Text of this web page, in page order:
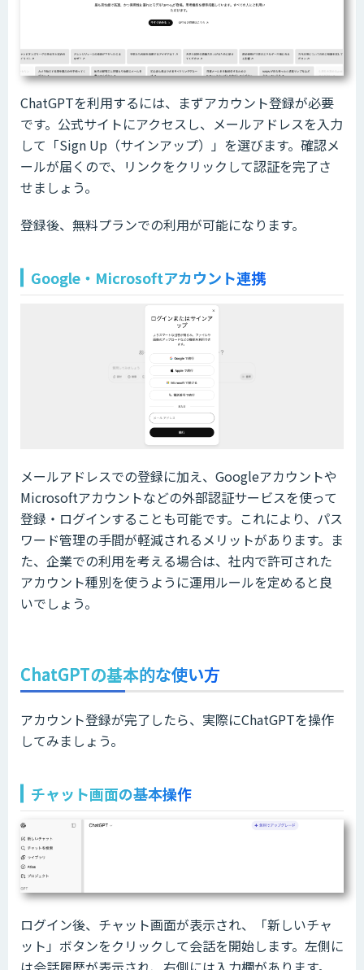
ChatGPTを利用するには、まずアカウント登録が必要
です。公式サイトにアクセスし、メールアドレスを入力
して「Sign Up（サインアップ）」を選びます。確認メ
ールが届くので、リンクをクリックして認証を完了さ
せましょう。
登録後、無料プランでの利用が可能になります。
Google・Microsoftアカウント連携
メールアドレスでの登録に加え、Googleアカウントや
Microsoftアカウントなどの外部認証サービスを使って
登録・ログインすることも可能です。これにより、パス
ワード管理の手間が軽減されるメリットがあります。ま
た、企業での利用を考える場合は、社内で許可された
アカウント種別を使うように運用ルールを定めると良
いでしょう。
ChatGPTの基本的な使い方
アカウント登録が完了したら、実際にChatGPTを操作
してみましょう。
チャット画面の基本操作
ログイン後、チャット画面が表示され、「新しいチャ
ット」ボタンをクリックして会話を開始します。左側に